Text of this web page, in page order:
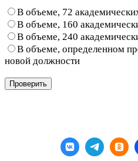
В объеме, 72
В объеме, 160
В объеме, 240
В объеме, определенном
новой должности